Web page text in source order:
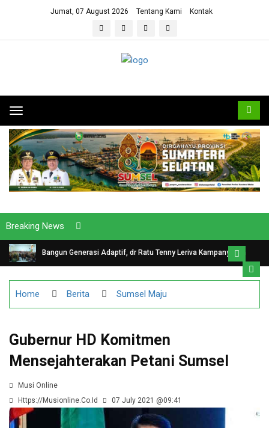
Jumat, 07 August 2026 Tentang Kami Kontak
Toggle
navigation
Breaking News
Bangun Generasi Adaptif, dr Ratu Tenny Leriva Kampanyekan
Home Berita Sumsel Maju
Gubernur HD Komitmen
Mensejahterakan Petani Sumsel
Musi Online
Https://musionline.co.id
07 July 2021 @09:41